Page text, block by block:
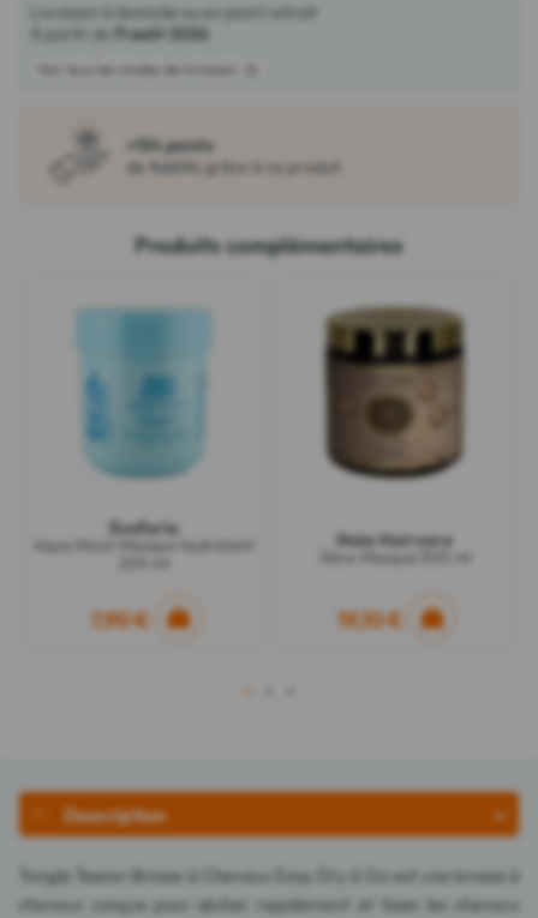
Livraison à domicile ou en point retrait
À partir du
11 août 2026
Voir tous les modes de livraison
+154 points
de fidélité grâce à ce produit
Produits complémentaires
Ecoforia
Aqua Moist Masque Hydratant
7,90 €
Noia Haircare
19,10 €
1
Description
Tangle Teezer Brosse à Cheveux Easy Dry & Go est une brosse à
cheveux conçue pour sécher rapidement et lisser les cheveux